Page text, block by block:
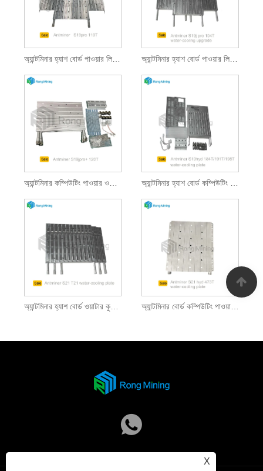
অ্যান্টমিনার হ্যাশ বোর্ড পাওয়ার লিকুইড কুলড ব্লক আপগ্রেড কিট
অ্যান্টমিনার হ্যাশ বোর্ড ওয়াটার কুলিং বোর্ড আপগ্রেড কিট অ্যান্টমিনার বোর্ড কম্পিউটিং পাওয়ার লিকুইড কুলড
X